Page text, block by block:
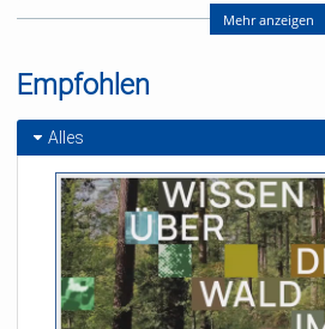
Bundestagsabgeordneten Chantal
Grünen) und Vinzenz Glaser (Die
(CDU) über ein mögliches
Veranstaltung vom Freiburger Appell
kritischer Jurist_innen (akj).
Referent/in:
Andreas Nagel
Mehr anzeigen
Empfohlen
Alles